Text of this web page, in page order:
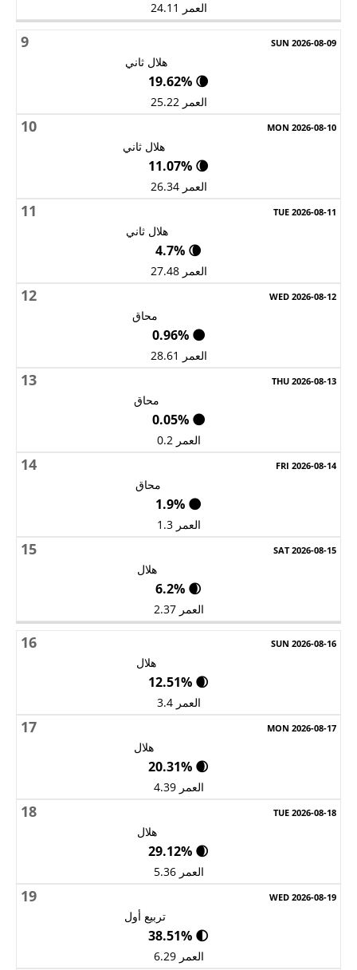
العمر 24.11
9
هلال ثاني
🌘 19.62%
العمر 25.22
10
هلال ثاني
🌘 11.07%
العمر 26.34
11
هلال ثاني
🌘 4.7%
العمر 27.48
12
محاق
🌑 0.96%
العمر 28.61
13
محاق
🌑 0.05%
العمر 0.2
14
محاق
🌑 1.9%
العمر 1.3
15
هلال
🌒 6.2%
العمر 2.37
16
هلال
🌒 12.51%
العمر 3.4
17
هلال
🌒 20.31%
العمر 4.39
18
هلال
🌒 29.12%
العمر 5.36
19
تربيع أول
🌓 38.51%
العمر 6.29